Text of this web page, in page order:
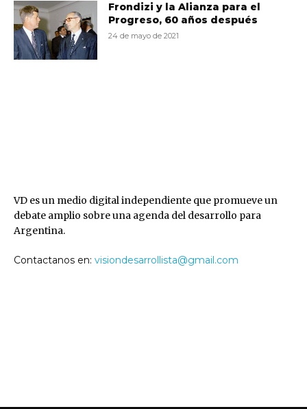
Frondizi y la Alianza para el
Progreso, 60 años después
24 de mayo de 2021
VD es un medio digital independiente que promueve un
debate amplio sobre una agenda del desarrollo para
Argentina.
Contactanos en: visiondesarrollista@gmail.com